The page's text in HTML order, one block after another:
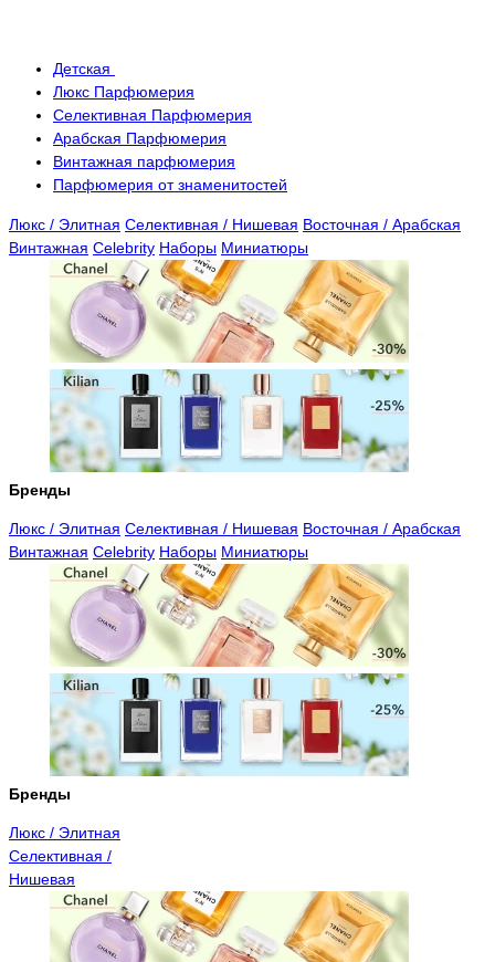
Детская
Люкс Парфюмерия
Селективная Парфюмерия
Арабская Парфюмерия
Винтажная парфюмерия
Парфюмерия от знаменитостей
Люкс / Элитная Селективная / Нишевая Восточная / Арабская
Винтажная Celebrity Наборы Миниатюры
Бренды
Люкс / Элитная Селективная / Нишевая Восточная / Арабская
Винтажная Celebrity Наборы Миниатюры
Бренды
Люкс / Элитная
Селективная /
Нишевая